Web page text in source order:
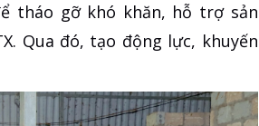
tháo gỡ khó khăn, hỗ trợ sản
Qua đó, tạo động lực, khuyến